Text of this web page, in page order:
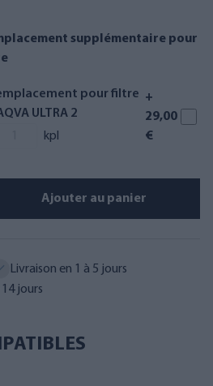
supplémentaire pour
pour filtre
ULTRA 2
kpl
+
29,00
€
Ajouter au panier
Livraison en 1 à 5 jours
jours